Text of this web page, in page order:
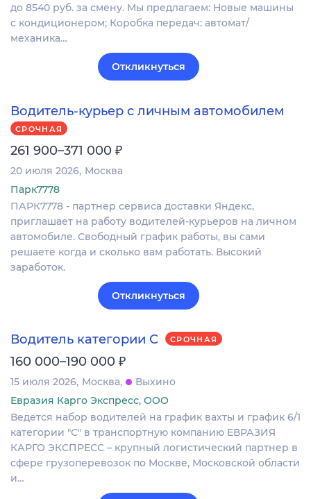
до 8540 руб. за смену. Мы предлагаем: Новые машины
с кондиционером; Коробка передач: автомат/
механика…
Откликнуться
Водитель-курьер с личным автомобилем
СРОЧНАЯ
261 900–371 000 ₽
20 июля 2026 Москва
Парк7778
ПАРК7778 - партнер сервиса доставки Яндекс,
приглашает на работу водителей-курьеров на личном
автомобиле. Свободный график работы, вы сами
решаете когда и сколько вам работать. Высокий
заработок.
Откликнуться
Водитель категории С СРОЧНАЯ
160 000–190 000 ₽
15 июля 2026 Москва
Выхино
Евразия Карго Экспресс, ООО
Ведется набор водителей на график вахты и график 6/1
категории "С" в транспортную компанию ЕВРАЗИЯ
КАРГО ЭКСПРЕСС – крупный логистический партнер в
сфере грузоперевозок по Москве, Московской области
и…